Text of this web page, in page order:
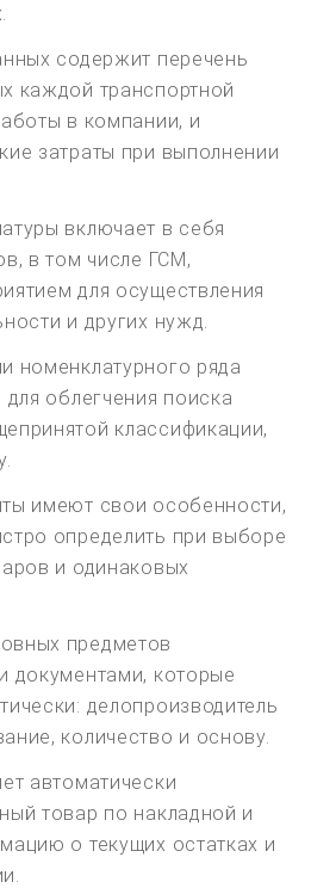
содержит перечень
каждой транспортной
в компании, и
затраты при выполнении
включает в себя
в том числе ГСМ,
для осуществления
и других нужд.
номенклатурного ряда
облегчения поиска
классификации,
имеют свои особенности,
определить при выборе
и одинаковых
предметов
документами, которые
делопроизводитель
количество и основу.
автоматически
товар по накладной и
о текущих остатках и